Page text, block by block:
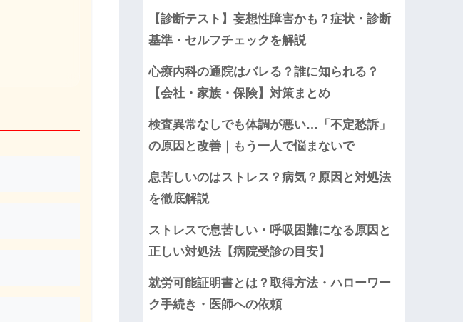
【診断テスト】妄想性障害かも？症状・診断
基準・セルフチェックを解説
心療内科の通院はバレる？誰に知られる？
【会社・家族・保険】対策まとめ
検査異常なしでも体調が悪い…「不定愁訴」
の原因と改善｜もう一人で悩まないで
息苦しいのはストレス？病気？原因と対処法
を徹底解説
ストレスで息苦しい・呼吸困難になる原因と
正しい対処法【病院受診の目安】
就労可能証明書とは？取得方法・ハローワー
ク手続き・医師への依頼